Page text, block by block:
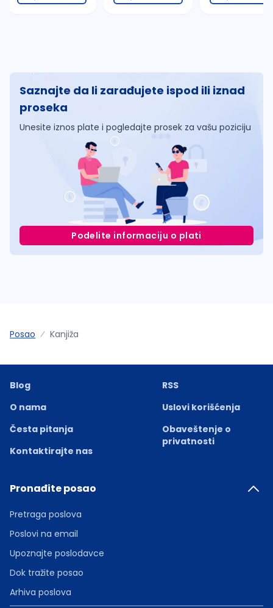
Saznajte da li zarađujete ispod ili iznad
proseka
Unesite iznos plate i pogledajte prosek za vašu poziciju
Podelite informaciju o plati
Posao Kanjiža
Blog
O nama
Česta pitanja
Kontaktirajte nas
RSS
Uslovi korišćenja
Obaveštenje o
privatnosti
Pronađite posao
Pretraga poslova
Poslovi na email
Upoznajte poslodavce
Dok tražite posao
Arhiva poslova